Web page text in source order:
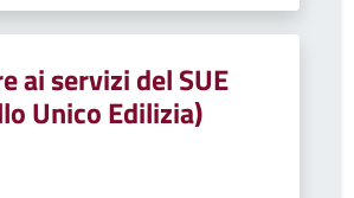
ai servizi del SUE
Unico Edilizia)